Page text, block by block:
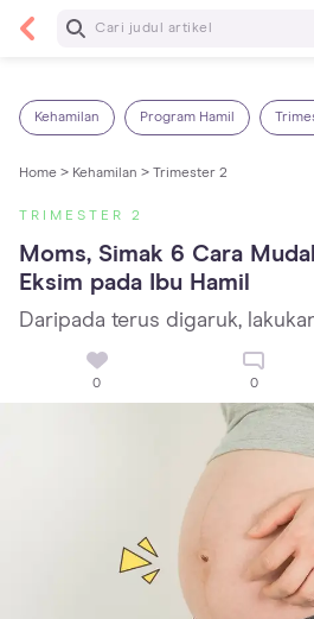
Baca Selanjutnya
Kehamilan Program Hamil
Home > Kehamilan > Trimester 2
TRIMESTER 2
Moms, Simak 6 Cara
Eksim pada Ibu Hamil
Daripada terus digaruk,
0 0